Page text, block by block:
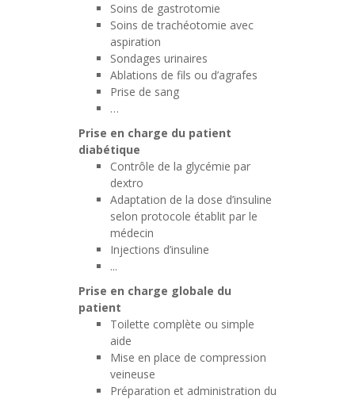
Soins de gastrotomie
Soins de trachéotomie avec
aspiration
Sondages urinaires
Ablations de fils ou d’agrafes
Prise de sang
…
Prise en charge du patient
diabétique
Contrôle de la glycémie par
dextro
Adaptation de la dose d’insuline
selon protocole établit par le
médecin
Injections d’insuline
...
Prise en charge globale du
patient
Toilette complète ou simple
aide
Mise en place de compression
veineuse
Préparation et administration du